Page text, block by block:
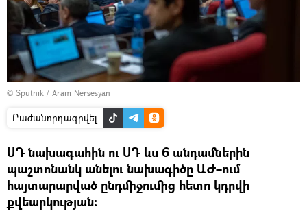
© Sputnik / Aram Nersesyan
Բաժանորդագրվել
ՍԴ նախագահին ու ՍԴ ևս 6 անդամներին
պաշտոնանկ անելու նախագիծը ԱԺ–ում
հայտարարված ընդմիջումից հետո կդրվի
քվեարկության։